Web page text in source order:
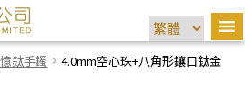
鈦手鐲
4.0mm空心珠+八角形鑲口鈦金